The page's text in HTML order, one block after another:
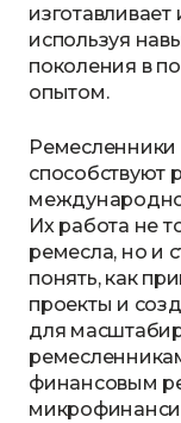
используя
поколения в
опытом.
Ремесленники
способствуют
Их работа не
ремесла, но и
понять, как
проекты и
для
финансовым